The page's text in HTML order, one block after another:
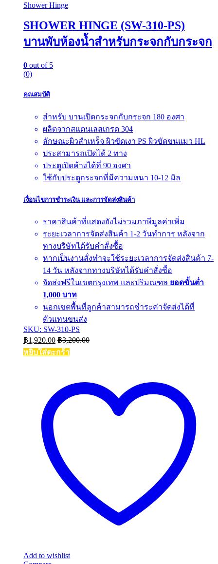
Shower Hinge
SHOWER HINGE (SW-310-PS)
บานพับห้องน้ำสำหรับกระจกกับกระจก
0 out of 5
(0)
คุณสมบัติ
สำหรับ บานเปิดกระจกกับกระจก 180 องศา
ผลิตจากสแตนเลสเกรด 304
ลักษณะผิวสำเหร็จ ผิวขัดเงา PS ผิวขัดขนแมว HL
ประสามารถเปิดได้ 2 ทาง
ประตูเปิดค้างได้ที่ 90 องศา
ใช้กับประตูกระจกที่มีความหนา 10-12 มิล
เงื่อนไขการชำระเงิน และการจัดส่งสินค้า
ราคาสินค้าที่แสดงยังไม่รวมภาษีมูลค่าเพิ่ม
ระยะเวลาการจัดส่งสินค้า 1-2 วันทำการ หลังจาก
ทางบริษัทได้รับคำสั่งซื้อ
หากเป็นงานสั่งทำจะใช้ระยะเวลาการจัดส่งสินค้า 7-
14 วัน หลังจากทางบริษัทได้รับคำสั่งซื้อ
จัดส่งฟรีในเขตกรุงเทพ และปริมณฑล ยอดขั้นต่ำ
1,000 บาท
นอกเขตพื้นที่ลูกค้าสามารถชำระค่าจัดส่งได้ที่
ตัวแทนขนส่ง
SKU: SW-310-PS
฿1,920.00 ฿3,200.00
หยิบใส่ตะกร้า
Add to wishlist